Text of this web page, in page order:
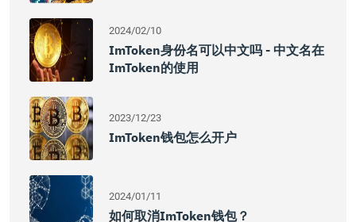
2024/02/10
ImToken身份名可以中文吗 - 中文名在
ImToken的使用
2023/12/23
ImToken钱包怎么开户
2024/01/11
如何取消imToken钱包？